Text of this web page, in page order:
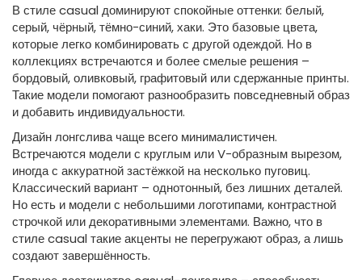
В стиле casual доминируют спокойные оттенки: белый,
серый, чёрный, тёмно-синий, хаки. Это базовые цвета,
которые легко комбинировать с другой одеждой. Но в
коллекциях встречаются и более смелые решения –
бордовый, оливковый, графитовый или сдержанные принты.
Такие модели помогают разнообразить повседневный образ
и добавить индивидуальности.
Дизайн лонгслива чаще всего минималистичен.
Встречаются модели с круглым или V-образным вырезом,
иногда с аккуратной застёжкой на несколько пуговиц.
Классический вариант – однотонный, без лишних деталей.
Но есть и модели с небольшими логотипами, контрастной
строчкой или декоративными элементами. Важно, что в
стиле casual такие акценты не перегружают образ, а лишь
создают завершённость.